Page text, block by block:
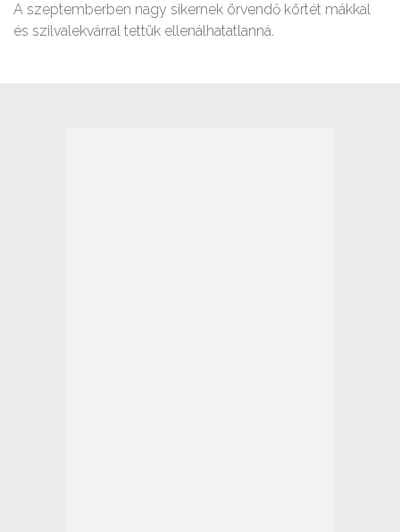
A szeptemberben nagy sikernek örvendő körtét mákkal
és szilvalekvárral tettük ellenálhatatlanná.